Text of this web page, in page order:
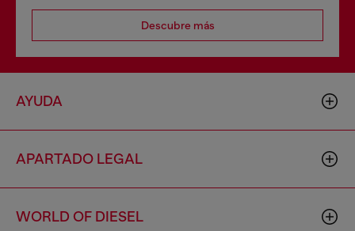
Descubre más
AYUDA
APARTADO LEGAL
WORLD OF DIESEL